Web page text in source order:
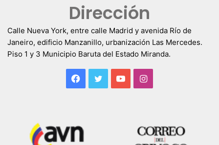
Dirección
Calle Nueva York, entre calle Madrid y avenida Río de
Janeiro, edificio Manzanillo, urbanización Las Mercedes.
Piso 1 y 3 Municipio Baruta del Estado Miranda.
Facebook
TwitterYouTubeInstagram